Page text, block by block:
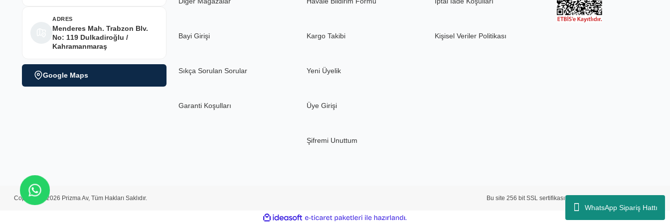
WhatsApp Sipariş Hattı
ADRES
Menderes Mah. Trabzon Blv.
No: 119 Dulkadiroğlu /
Kahramanmaraş
Google Maps
Bayi Girişi
Sıkça Sorulan Sorular
Garanti Koşulları
Kargo Takibi
Yeni Üyelik
Üye Girişi
Şifremi Unuttum
Kişisel Veriler Politikası
Copyright ©2026 Prizma Av, Tüm Hakları Saklıdır. Bu site 256 bit SSL sertifikası ve 3D güvenlik ile korunmaktadır.
ideasoft e-